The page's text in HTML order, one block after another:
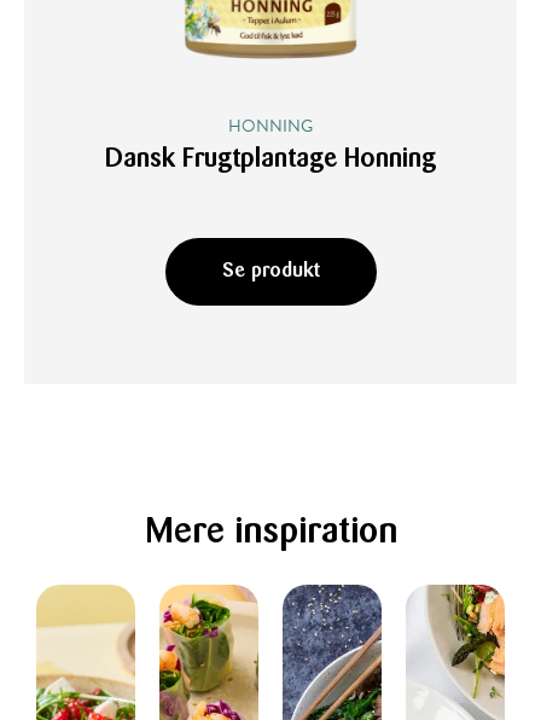
HONNING
Dansk Frugtplantage Honning
Se produkt
Mere inspiration